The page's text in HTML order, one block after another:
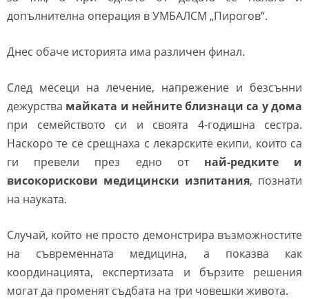
допълнителна операция в УМБАЛСМ „Пирогов“.
Днес обаче историята има различен финал.
След месеци на лечение, напрежение и безсънни
дежурства майката и нейните близнаци са у дома
при семейството си и своята 4-годишна сестра.
Наскоро те се срещнаха с лекарските екипи, които са
ги превели през едно от най-редките и
високорискови медицински изпитания, познати
на науката.
Случай, който не просто демонстрира възможностите
на съвременната медицина, а показва как
координацията, експертизата и бързите решения
могат да променят съдбата на три човешки живота.